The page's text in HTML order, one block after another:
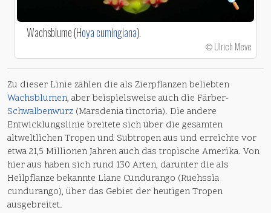
Wachsblume (Hoya cumingiana).
© Ulrich Meve
Zu dieser Linie zählen die als Zierpflanzen beliebten
Wachsblumen, aber beispielsweise auch die Färber-
Schwalbenwurz (Marsdenia tinctoria). Die andere
Entwicklungslinie breitete sich über die gesamten
altweltlichen Tropen und Subtropen aus und erreichte vor
etwa 21,5 Millionen Jahren auch das tropische Amerika. Von
hier aus haben sich rund 130 Arten, darunter die als
Heilpflanze bekannte Liane Cundurango (Ruehssia
cundurango), über das Gebiet der heutigen Tropen
ausgebreitet.